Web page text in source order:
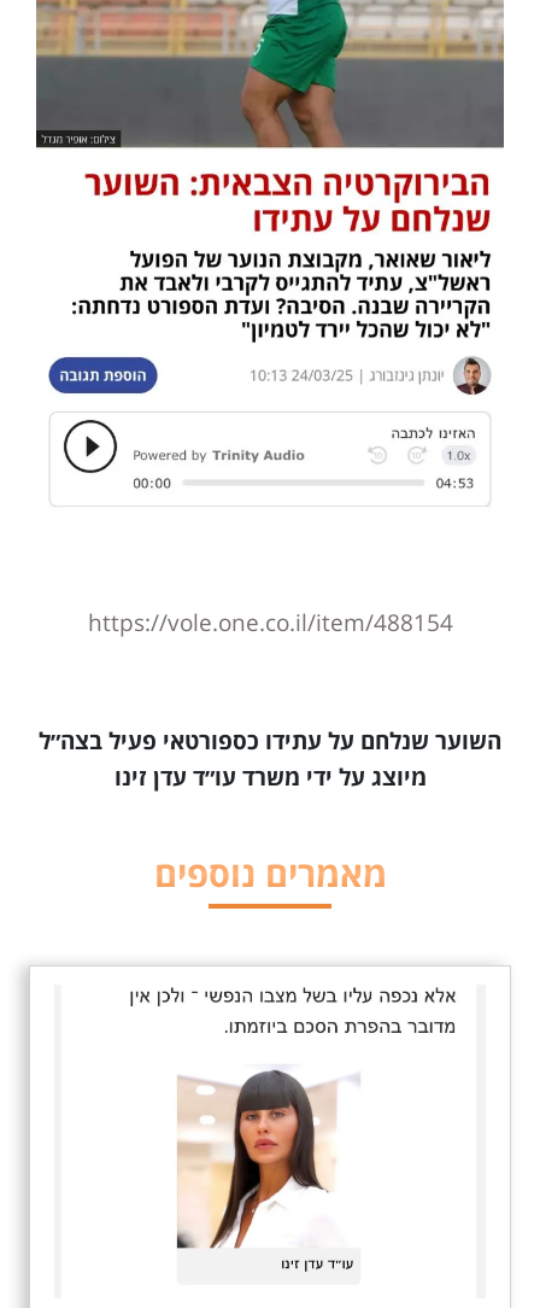
https://vole.one.co.il/item/488154
השוער שנלחם על עתידו כספורטאי פעיל בצה״ל
מיוצג על ידי משרד עו״ד עדן זינו
מאמרים נוספים